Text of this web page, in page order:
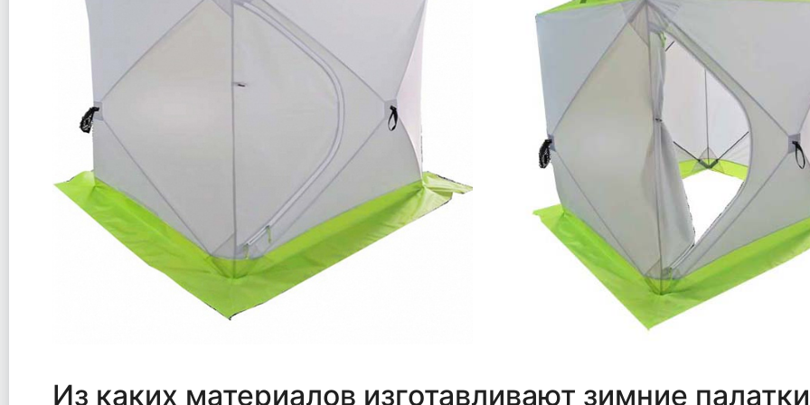
Из каких материалов изготавливают зимние